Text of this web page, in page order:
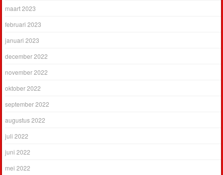
maart 2023
februari 2023
januari 2023
december 2022
november 2022
oktober 2022
september 2022
augustus 2022
juli 2022
juni 2022
mei 2022